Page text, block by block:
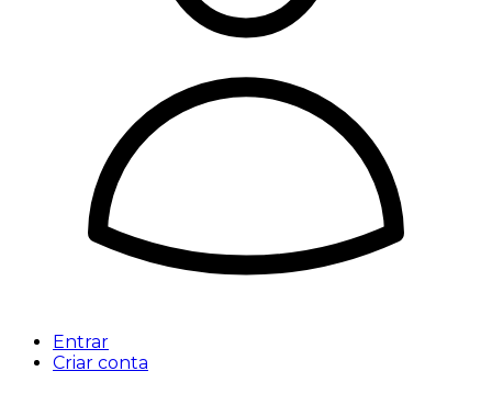
Entrar
Criar conta